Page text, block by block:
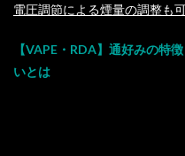
電圧調節による煙量の調整も
【VAPE・RDA】通好みの特
いとは